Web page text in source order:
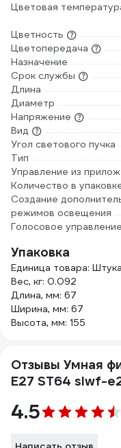
Цветовая
Цветность
Цветопередача
Назначение
Срок службы
Длина
Диаметр
Напряжение
Вид
Угол светового пучка
Тип
Управление из
Количество в
Создание
режимов освещения
Голосовое управление
Упаковка
Единица товара: Штука
Вес, кг: 0.092
Длина, мм: 67
Ширина, мм: 67
Высота, мм: 155
Отзывы Умная
E27 ST64 slwf-
4.5